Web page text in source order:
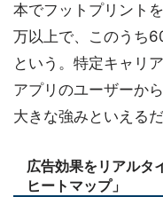
本でフットプリント
万以上で、このうち
という。特定キャリ
アプリのユーザーか
大きな強みといえるだ
広告効果をリアルタ
ヒートマップ」